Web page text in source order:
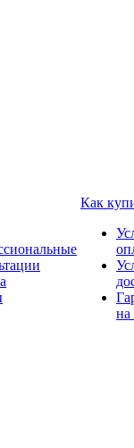
Как
на